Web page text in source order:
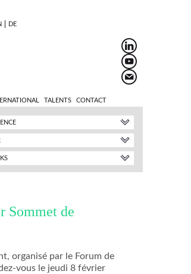
DE
TALENTS CONTACT
Sommet de
organisé par le Forum de
vous le jeudi 8 février